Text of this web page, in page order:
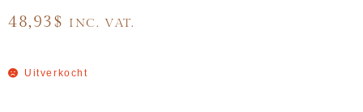
48,93$ INC. VAT.
Uitverkocht